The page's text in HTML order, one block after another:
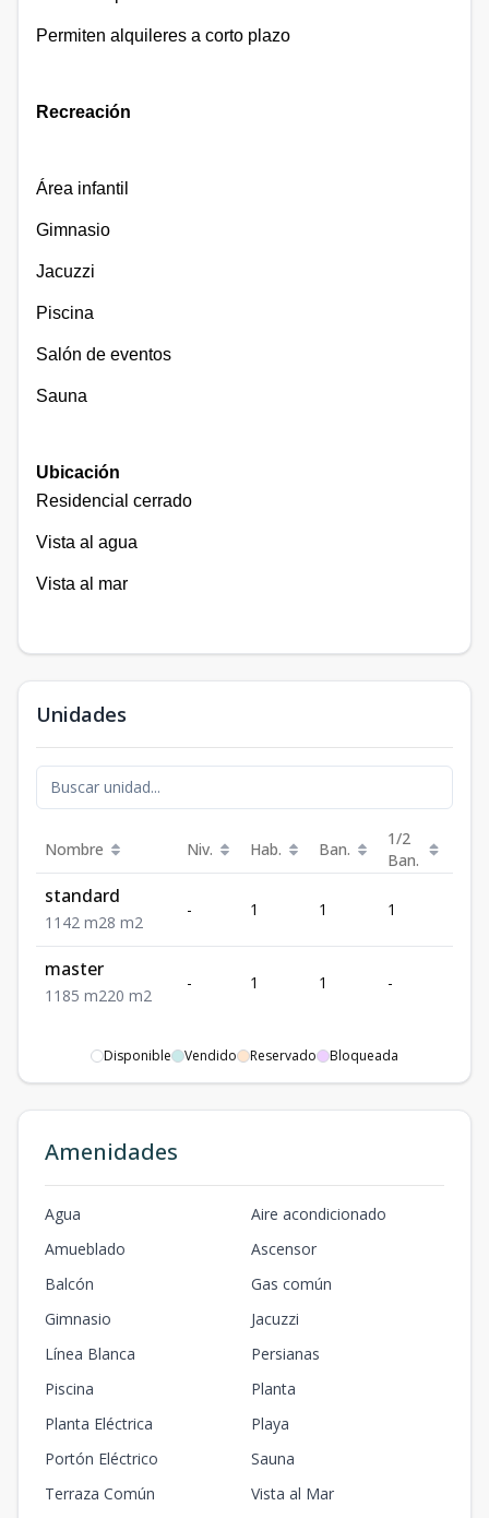
Permiten alquileres a corto plazo
Recreación
Área infantil
Gimnasio
Jacuzzi
Piscina
Salón de eventos
Sauna
Ubicación
Residencial cerrado
Vista al agua
Vista al mar
Unidades
Nombre Niv. Hab. Ban.
1/2
Ban.
standard
1 1 42 m28 m2
- 1 1 1
master
1 1 85 m220 m2
- 1 1 -
Disponible Vendido Reservado Bloqueada
Amenidades
Agua
Aire acondicionado
Amueblado
Ascensor
Balcón
Gas común
Gimnasio
Jacuzzi
Línea Blanca
Persianas
Piscina
Planta
Planta Eléctrica
Playa
Portón Eléctrico
Sauna
Terraza Común
Vista al Mar